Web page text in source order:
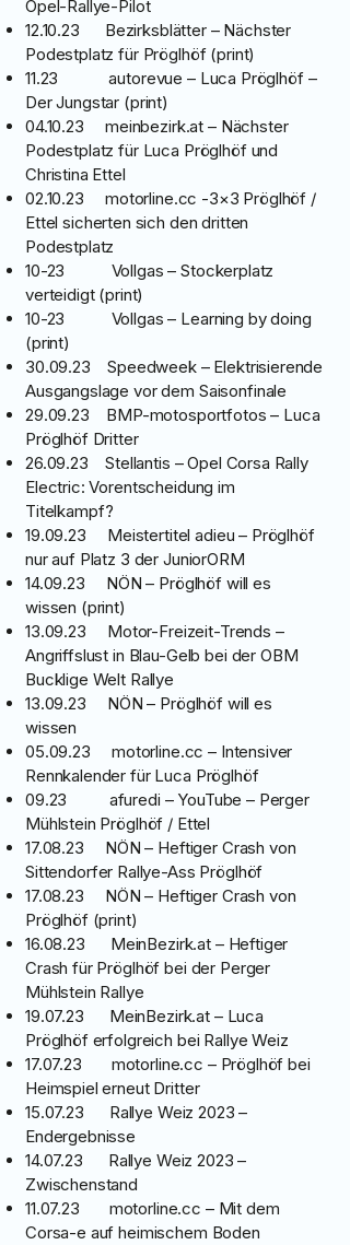
Opel-Rallye-Pilot
12.10.23 Bezirksblätter – Nächster
Podestplatz für Pröglhöf (print)
11.23 autorevue – Luca Pröglhöf –
Der Jungstar (print)
04.10.23 meinbezirk.at – Nächster
Podestplatz für Luca Pröglhöf und
Christina Ettel
02.10.23 motorline.cc -3×3 Pröglhöf /
Ettel sicherten sich den dritten
Podestplatz
10-23 Vollgas – Stockerplatz
verteidigt (print)
10-23 Vollgas – Learning by doing
(print)
30.09.23 Speedweek – Elektrisierende
Ausgangslage vor dem Saisonfinale
29.09.23 BMP-motosportfotos – Luca
Pröglhöf Dritter
26.09.23 Stellantis – Opel Corsa Rally
Electric: Vorentscheidung im
Titelkampf?
19.09.23 Meistertitel adieu – Pröglhöf
nur auf Platz 3 der JuniorORM
14.09.23 NÖN – Pröglhöf will es
wissen (print)
13.09.23 Motor-Freizeit-Trends –
Angriffslust in Blau-Gelb bei der OBM
Bucklige Welt Rallye
13.09.23 NÖN – Pröglhöf will es
wissen
05.09.23 motorline.cc – Intensiver
Rennkalender für Luca Pröglhöf
09.23 afuredi – YouTube – Perger
Mühlstein Pröglhöf / Ettel
17.08.23 NÖN – Heftiger Crash von
Sittendorfer Rallye-Ass Pröglhöf
17.08.23 NÖN – Heftiger Crash von
Pröglhöf (print)
16.08.23 MeinBezirk.at – Heftiger
Crash für Pröglhöf bei der Perger
Mühlstein Rallye
19.07.23 MeinBezirk.at – Luca
Pröglhöf erfolgreich bei Rallye Weiz
17.07.23 motorline.cc – Pröglhöf bei
Heimspiel erneut Dritter
15.07.23 Rallye Weiz 2023 –
Endergebnisse
14.07.23 Rallye Weiz 2023 –
Zwischenstand
11.07.23 motorline.cc – Mit dem
Corsa-e auf heimischem Boden